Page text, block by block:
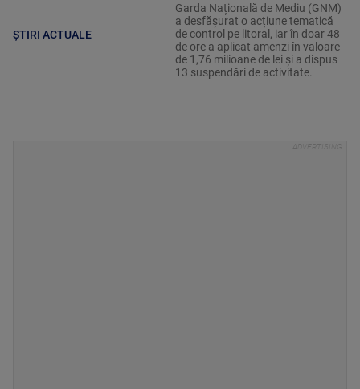
ȘTIRI ACTUALE
Garda Națională de Mediu (GNM)
a desfășurat o acțiune tematică
de control pe litoral, iar în doar 48
de ore a aplicat amenzi în valoare
de 1,76 milioane de lei și a dispus
13 suspendări de activitate.